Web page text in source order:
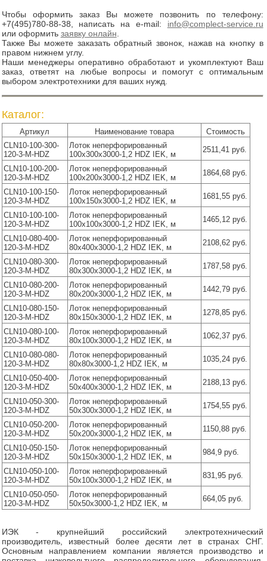
Чтобы оформить заказ Вы можете позвонить по телефону:
+7(495)780-88-38, написать на e-mail: info@complect-service.ru
или оформить заявку онлайн.
Также Вы можете заказать обратный звонок, нажав на кнопку в
правом нижнем углу.
Наши менеджеры оперативно обработают и укомплектуют Ваш
заказ, ответят на любые вопросы и помогут с оптимальным
выбором электротехники для ваших нужд.
Каталог:
Артикул Наименование товара
Стоимость
CLN10-100-300-
120-3-M-HDZ
Лоток неперфорированный
100х300х3000-1,2 HDZ IEK, м
2511,41 руб.
CLN10-100-200-
120-3-M-HDZ
Лоток неперфорированный
100х200х3000-1,2 HDZ IEK, м
1864,68 руб.
CLN10-100-150-
120-3-M-HDZ
Лоток неперфорированный
100х150х3000-1,2 HDZ IEK, м
1681,55 руб.
CLN10-100-100-
120-3-M-HDZ
Лоток неперфорированный
100х100х3000-1,2 HDZ IEK, м
1465,12 руб.
CLN10-080-400-
120-3-M-HDZ
Лоток неперфорированный
80х400х3000-1,2 HDZ IEK, м
2108,62 руб.
CLN10-080-300-
120-3-M-HDZ
Лоток неперфорированный
80х300х3000-1,2 HDZ IEK, м
1787,58 руб.
CLN10-080-200-
120-3-M-HDZ
Лоток неперфорированный
80х200х3000-1,2 HDZ IEK, м
1442,79 руб.
CLN10-080-150-
120-3-M-HDZ
Лоток неперфорированный
80х150х3000-1,2 HDZ IEK, м
1278,85 руб.
CLN10-080-100-
120-3-M-HDZ
Лоток неперфорированный
80х100х3000-1,2 HDZ IEK, м
1062,37 руб.
CLN10-080-080-
120-3-M-HDZ
Лоток неперфорированный
80х80х3000-1,2 HDZ IEK, м
1035,24 руб.
CLN10-050-400-
120-3-M-HDZ
Лоток неперфорированный
50х400х3000-1,2 HDZ IEK, м
2188,13 руб.
CLN10-050-300-
120-3-M-HDZ
Лоток неперфорированный
50х300х3000-1,2 HDZ IEK, м
1754,55 руб.
CLN10-050-200-
120-3-M-HDZ
Лоток неперфорированный
50х200х3000-1,2 HDZ IEK, м
1150,88 руб.
CLN10-050-150-
120-3-M-HDZ
Лоток неперфорированный
50х150х3000-1,2 HDZ IEK, м
984,9 руб.
CLN10-050-100-
120-3-M-HDZ
Лоток неперфорированный
50х100х3000-1,2 HDZ IEK, м
831,95 руб.
CLN10-050-050-
120-3-M-HDZ
Лоток неперфорированный
50х50х3000-1,2 HDZ IEK, м
664,05 руб.
ИЭК - крупнейший российский электротехнический
производитель, известный более десяти лет в странах СНГ.
Основным направлением компании является производство и